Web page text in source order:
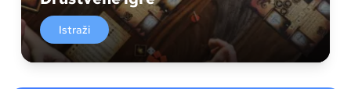
Istraži